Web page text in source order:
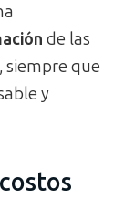
de las
siempre que
y